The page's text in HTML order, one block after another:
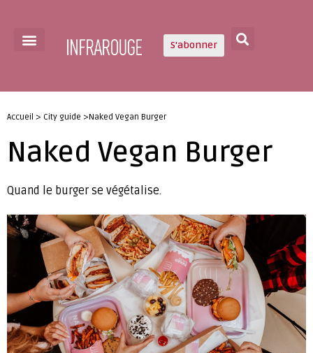
S'abonner
Accueil > City guide >Naked Vegan Burger
Naked Vegan Burger
Quand le burger se végétalise.